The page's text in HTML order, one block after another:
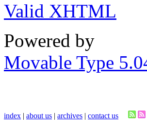
Valid XHTML
Powered by
Movable Type
index | about us | archives | contact us